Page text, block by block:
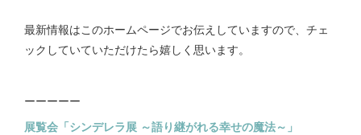
最新情報はこのホームページでお伝えしていますので、チェ
ックしていていただけたら嬉しく思います。
ーーーーー
展覧会「シンデレラ展 ～語り継がれる幸せの魔法～」